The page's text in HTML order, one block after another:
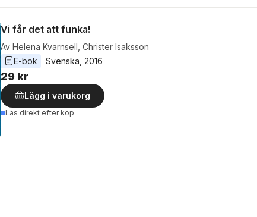
Vi får det att funka!
Av Helena Kvarnsell Christer Isaksson
E-bok
Svenska 2016
29 kr
Lägg i varukorg
Läs direkt efter köp